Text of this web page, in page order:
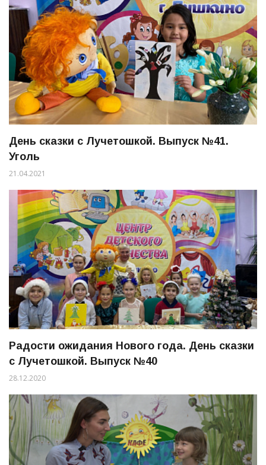
День сказки с Лучетошкой. Выпуск №41.
Уголь
21.04.2021
Радости ожидания Нового года. День сказки
с Лучетошкой. Выпуск №40
28.12.2020